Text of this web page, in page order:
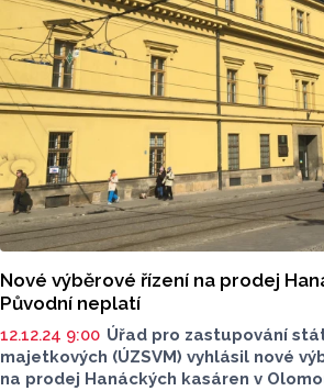
Nové výběrové řízení na prodej
Původní neplatí
12.12.24 9:00 Úřad pro zastupování
majetkových (ÚZSVM) vyhlásil nové
na prodej Hanáckých kasáren v